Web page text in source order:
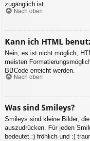
zugänglich ist.
Nach oben
Kann ich HTML
Nein, es ist nicht möglich,
meisten
BBCode erreicht werden.
Nach oben
Was sind Smileys?
Smileys sind kleine Bilder,
auszudrücken. Für jeden
bedeutet :) fröhlich und :(